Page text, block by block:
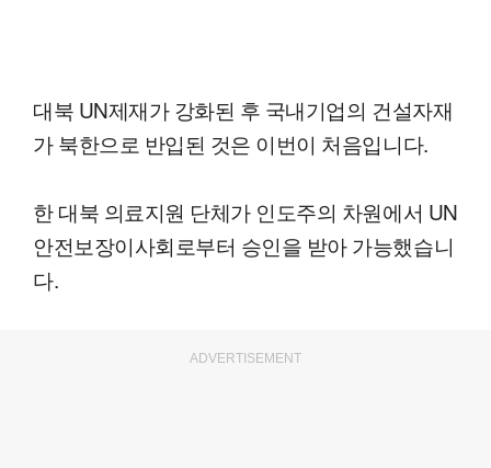
대북 UN제재가 강화된 후 국내기업의 건설자재
가 북한으로 반입된 것은 이번이 처음입니다.
한 대북 의료지원 단체가 인도주의 차원에서 UN
안전보장이사회로부터 승인을 받아 가능했습니
다.
ADVERTISEMENT